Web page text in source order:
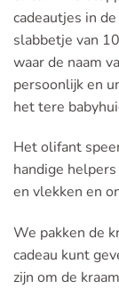
cadeautjes in
slabbetje van
waar de naam
persoonlijk en
het tere
Het olifant
handige
en vlekken en
We pakken de
cadeau kunt
zijn om de